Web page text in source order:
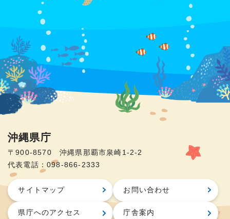
沖縄県庁
〒900-8570 沖縄県那覇市泉崎1-2-2
代表電話：098-866-2333
サイトマップ お問い合わせ
県庁へのアクセス 庁舎案内